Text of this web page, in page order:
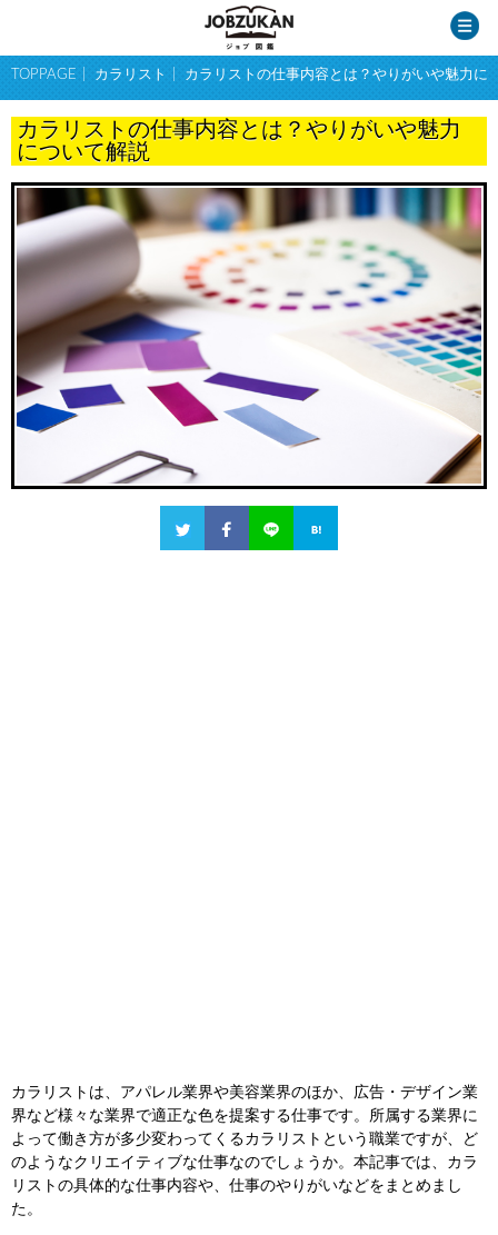
TOPPAGE カラリスト カラリストの仕事内容とは？やりがいや魅力に
カラリストの仕事内容とは？やりがいや魅力
について解説
カラリストは、アパレル業界や美容業界のほか、広告・デザイン業
界など様々な業界で適正な色を提案する仕事です。所属する業界に
よって働き方が多少変わってくるカラリストという職業ですが、ど
のようなクリエイティブな仕事なのでしょうか。本記事では、カラ
リストの具体的な仕事内容や、仕事のやりがいなどをまとめまし
た。